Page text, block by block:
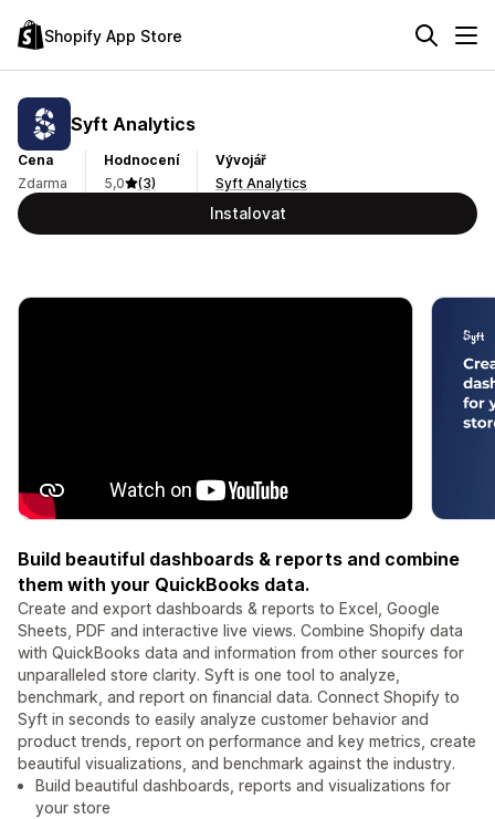
Shopify App Store
Syft Analytics
Cena
Zdarma
Hodnocení
5,0
(3)
Vývojář
Syft Analytics
Instalovat
Build beautiful dashboards & reports and combine
them with your QuickBooks data.
Create and export dashboards & reports to Excel, Google
Sheets, PDF and interactive live views. Combine Shopify data
with QuickBooks data and information from other sources for
unparalleled store clarity. Syft is one tool to analyze,
benchmark, and report on financial data. Connect Shopify to
Syft in seconds to easily analyze customer behavior and
product trends, report on performance and key metrics, create
beautiful visualizations, and benchmark against the industry.
Build beautiful dashboards, reports and visualizations for
your store